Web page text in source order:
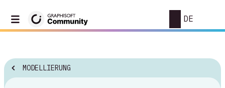
DE
MODELLIERUNG